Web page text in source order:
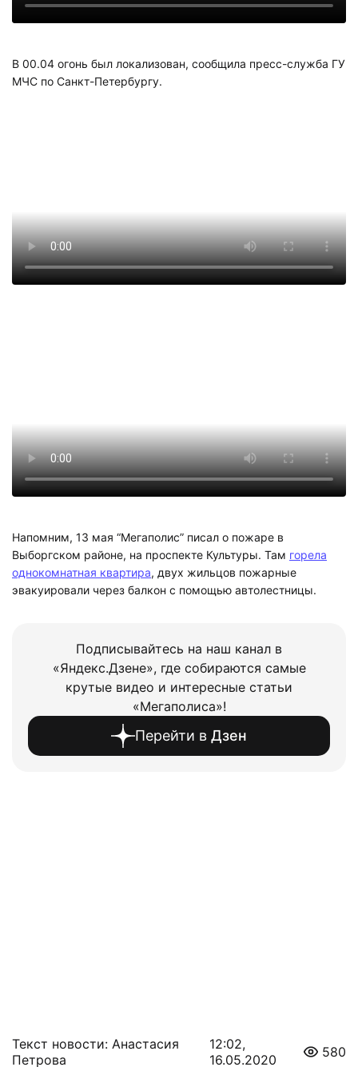
В 00.04 огонь был локализован, сообщила пресс-служба ГУ
МЧС по Санкт-Петербургу.
Напомним, 13 мая “Мегаполис” писал о пожаре в
Выборгском районе, на проспекте Культуры. Там горела
однокомнатная квартира, двух жильцов пожарные
эвакуировали через балкон с помощью автолестницы.
Подписывайтесь на наш канал в
«Яндекс.Дзене», где собираются самые
крутые видео и интересные статьи
«Мегаполиса»!
Перейти в Дзен
Текст новости: Анастасия
Петрова
12:02,
16.05.2020
580